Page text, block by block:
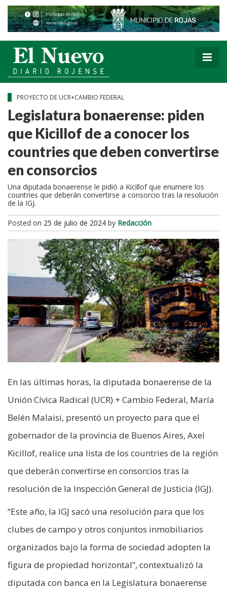
PROYECTO DE UCR+CAMBIO FEDERAL
Legislatura bonaerense: piden
que Kicillof de a conocer los
countries que deben convertirse
en consorcios
Una diputada bonaerense le pidió a Kicillof que enumere los
countries que deberán convertirse a consorcio tras la resolución
de la IGJ.
Posted on 25 de julio de 2024 by Redacción
En las últimas horas, la diputada bonaerense de la
Unión Cívica Radical (UCR) + Cambio Federal, María
Belén Malaisi, presentó un proyecto para que el
gobernador de la provincia de Buenos Aires, Axel
Kicillof, realice una lista de los countries de la región
que deberán convertirse en consorcios tras la
resolución de la Inspección General de Justicia (IGJ).
“Este año, la IGJ sacó una resolución para que los
clubes de campo y otros conjuntos inmobiliarios
organizados bajo la forma de sociedad adopten la
figura de propiedad horizontal”, contextualizó la
diputada con banca en la Legislatura bonaerense